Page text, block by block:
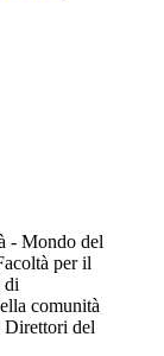
- Mondo del
per il
di
comunità
Direttori del